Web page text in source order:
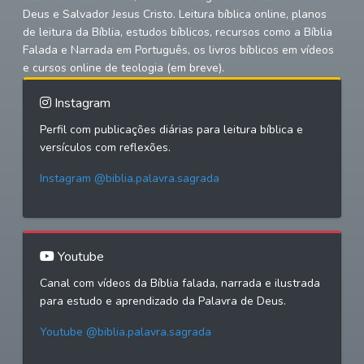
Deus e Salvador Jesus Cristo. Leitura bíblica online, planos
de leitura da Bíblia, estudos bíblicos, recursos como a Bíblia
Falada e Narrada em Português, os livros bíblicos em vídeos
e cursos online de teologia (em breve).
Instagram
Perfil com publicações diárias para leitura bíblica e
versículos com reflexões.
Instagram @biblia.palavra.sagrada
Youtube
Canal com vídeos da Bíblia falada, narrada e ilustrada
para estudo e aprendizado da Palavra de Deus.
Youtube @biblia.palavra.sagrada